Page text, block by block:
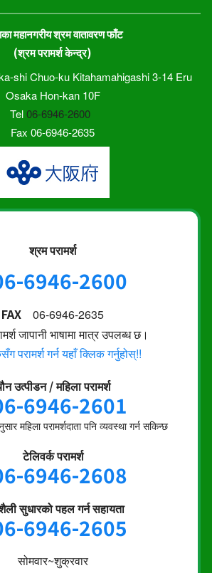
महानगरीय श्रम वातावरण फाँट
(श्रम परामर्श केन्द्र)
shi Chuo-ku Kitahamahigashi 3-14 Eru
Osaka Hon-kan 10F
Tel06-6946-2600
Fax 06-6946-2635
श्रम परामर्श
6946-2600
FAX 06-6946-2635
जापानी भाषामा मात्र उपलब्ध छ।
परामर्श गर्न यहाँ क्लिक गर्नुहोस्!!
उत्पीडन / महिला परामर्श
6946-2601
महिला परामर्शदाता पनि व्यवस्था गर्न सकिन्छ
टेलिवर्क परामर्श
6946-2608
सुधारको पहल गर्न सहायता
6946-2605
सोमवार~शुक्रवार